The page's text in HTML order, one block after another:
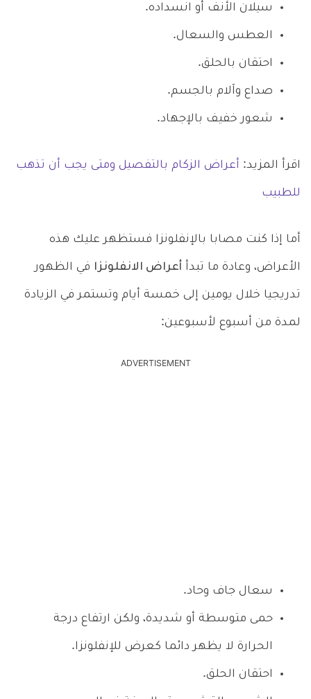
سيلان الأنف أو انسداده.
العطس والسعال.
احتقان بالحلق.
صداع وآلام بالجسم.
شعور خفيف بالإجهاد.
اقرأ المزيد: أعراض الزكام بالتفصيل ومتى يجب أن تذهب
للطبيب
أما إذا كنت مصابا بالإنفلونزا فستظهر عليك هذه
الأعراض، وعادة ما تبدأ أعراض الانفلونزا في الظهور
تدريجيا خلال يومين إلى خمسة أيام وتستمر في الزيادة
لمدة من أسبوع لأسبوعين:
ADVERTISEMENT
سعال جاف وحاد.
حمى متوسطة أو شديدة، ولكن ارتفاع درجة
الحرارة لا يظهر دائما كعرض للإنفلونزا.
احتقان الحلق.